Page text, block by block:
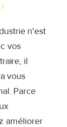
n'est
vos
il
vous
Parce
améliorer